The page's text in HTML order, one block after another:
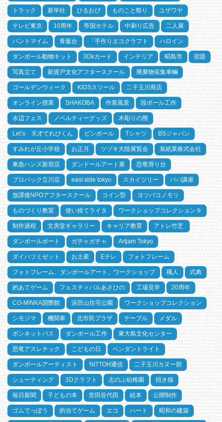
トラック 新学社 ひるおび ものこと祭り ユザワヤ
テレビ東京 10周年 帝国ホテル 中刷り広告 二人展
パントマイム 青葉台 「手作りエコクラフト ハロイン
ダンボール動物キット 3Dkカード インテリア 昭島市 宿題
写真立て 新渡戸文化アフタースクール 廃棄物収集車輛
ゴールデンウィーク KIDSスツール 二子玉川商店
オンライン授業 SHAKOBA 作業風景 段ボール工作
水辺フェス ノベルティーグッズ 木彫りの熊
Let’s 天才てれびくん ピンボール Tシャツ BSジャパン
すみれが丘小学校 お正月 ツヅキ大陸展覧会 泉紙業株式会社
東急ハンズ新宿店 ダンドールアート展 恐竜滑り台
プロパック立川店 east side tokyo スカイツリー パパ講座
放課後NPOアフタースクール コイン型 ヨツバコノモリ
ものづくり教室 使い捨てライタ ワークショップコレクション９
制作過程 文房堂ギャラリー キャリア教育 アトレ竹芝.
ダンボールボート ガチャガチャ Artjam Tokyo
ダイハツミゼット お土産 Eテレ フォトフレーム
フォトフレーム、ダンボールアート、ワークショップ 職人 式典
的あてゲーム フェスティバルあさひの 工場見学 20周年
CO-MINKA国際館 浜田山住宅公園 ワークショップコレクション
シモジマ 機関車 北市民プラザ テーブル メダル
ボンネットバス ダンボール工作 東大島文化センター
恐竜アスレチック こどもの日 ペンダントライト
ダンボールアーティスト NITTOH通信 二子玉川カヌー部
シューティング 3Dクラフト 志のぶ幼稚園 招き猫
毎日新聞 子どもの本 世田谷代田 絵本 公開制作
ゴムでっぽう 的当てゲーム エコ ハート 昭和の建築